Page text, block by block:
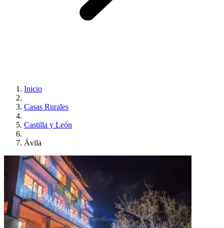
Inicio
Casas Rurales
Castilla y León
Ávila